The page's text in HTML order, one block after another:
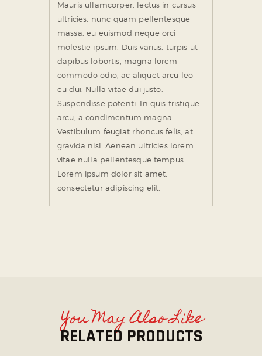
Mauris ullamcorper, lectus in cursus
ultricies, nunc quam pellentesque
massa, eu euismod neque orci
molestie ipsum. Duis varius, turpis ut
dapibus lobortis, magna lorem
commodo odio, ac aliquet arcu leo
eu dui. Nulla vitae dui justo.
Suspendisse potenti. In quis tristique
arcu, a condimentum magna.
Vestibulum feugiat rhoncus felis, at
gravida nisl. Aenean ultricies lorem
vitae nulla pellentesque tempus.
Lorem ipsum dolor sit amet,
consectetur adipiscing elit.
You May Also Like
RELATED PRODUCTS